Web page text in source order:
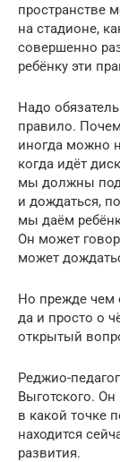
пространстве
на стадионе,
совершенно
ребёнку эти
Надо
правило.
иногда можно
когда идёт
мы должны
и дождаться,
мы даём
Он может
может
Но прежде чем
да и просто о
открытый
Реджио-
Выготского.
в какой точке
находится
развития.